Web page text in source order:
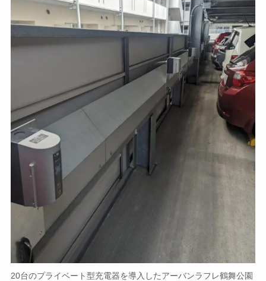
20台のプライベート型充電器を導入したアーバンラフレ鶴舞公園